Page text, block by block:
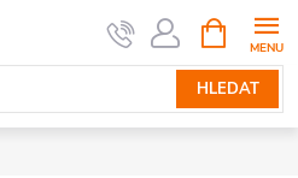
HLEDAT
NÁKUPNÍ
KOŠÍK